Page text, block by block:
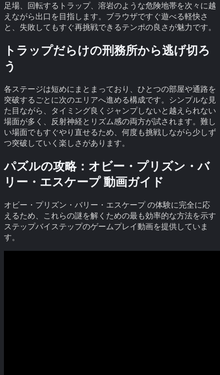
足場、回転するトラップ、溶岩のような危険地帯を次々に越
えながら出口を目指します。ブラウザですぐ遊べる軽快さ
と、失敗してもすぐ再挑戦できるテンポの良さが魅力です。
トラップだらけの刑務所から逃げ切ろ
う
各ステージは短めにまとまっており、ひとつの部屋や通路を
突破するごとに次のエリアへ進める構成です。シンプルな見
た目ながら、タイミング良くジャンプしないと越えられない
場面が多く、反射神経とリズム感の両方が試されます。難し
い場面でもすぐやり直せるため、何度も挑戦しながら少しず
つ突破していく楽しさがあります。
パズルの攻略： オビー・プリズン・バ
リー・エスケープ動画ガイド
オビー・プリズン・バリー・エスケープの体験に完全に応
えるため、これらの謎を解くための最も効率的な方法を示す
ステップバイステップのゲームプレイ動画を提供していま
す。